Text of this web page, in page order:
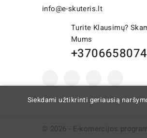
info@e-skuteris.lt
Turite Klausimų?
Mums
Siekdami užtikrinti geriausią
© 2026 - E-komercijos